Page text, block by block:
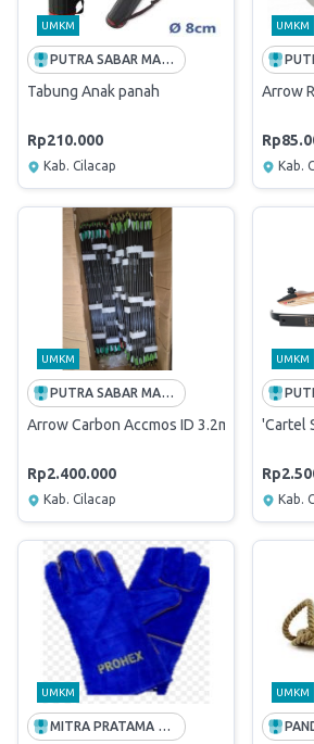
UMKM
PUTRA SABAR MANDIRI
Tabung Anak panah
Rp210.000
Kab. Cilacap
UMKM
Arrow
Kab.
UMKM
PUTRA SABAR MANDIRI
Arrow Carbon Accmos ID 3.2mm 12 pcs
Rp2.400.000
Kab. Cilacap
UMKM
'Cartel
Kab.
UMKM
MITRA PRATAMA MANDIRI
UMKM